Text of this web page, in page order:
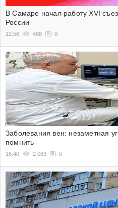
В Самаре начал работу XVI
России
12:56 488 0
Заболевания вен: незаметная
помнить
16:40 2 063 0